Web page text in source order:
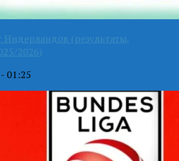
Нидерландов (результаты,
2026)
01:25